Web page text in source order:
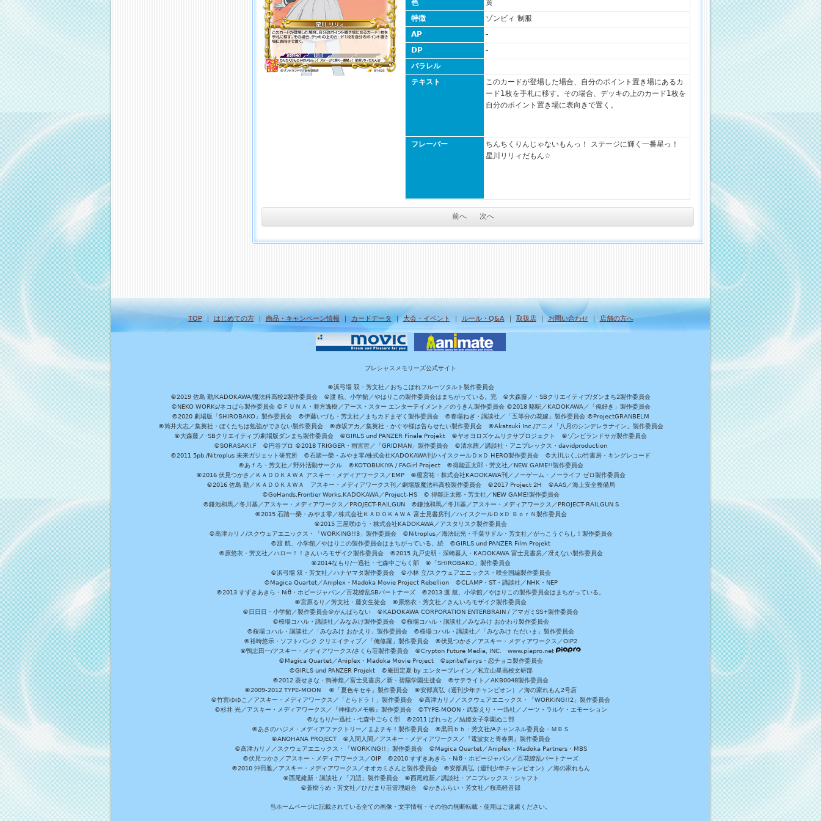
色
黄
特徴
ゾンビィ 制服
AP
-
DP
-
パラレル
テキスト
このカードが登場した場合、自分のポイント置き場にあるカ
ード1枚を手札に移す。その場合、デッキの上のカード1枚を
自分のポイント置き場に表向きで置く。
フレーバー
ちんちくりんじゃないもんっ！ ステージに輝く一番星っ！
星川リリィだもん☆
前へ 次へ
TOP｜ はじめての方｜ 商品・キャンペーン情報 ｜ カードデータ ｜大会・イベント ｜ ルール・Q&A｜ 取扱店｜お問い合わせ｜ 店舗の方へ
プレシャスメモリーズ公式サイト
©浜弓場 双・芳文社／おちこぼれフルーツタルト製作委員会
©2019 佐島 勤/KADOKAWA/魔法科高校2製作委員会 ©渡 航、小学館／やはりこの製作委員会はまちがっている。完 ©大森藤ノ・SBクリエイティブ/ダンまち2製作委員会
©NEKO WORKs/ネコぱら製作委員会 ©ＦＵＮＡ・亜方逸樹／アース・スター エンターテイメント／のうきん製作委員会 ©2018 駱駝／KADOKAWA／「俺好き」製作委員会
©2020 劇場版「SHIROBAKO」製作委員会 ©伊藤いづも・芳文社／まちカドまぞく製作委員会 ©春場ねぎ・講談社／「五等分の花嫁」製作委員会 ©ProjectGRANBELM
©筒井大志／集英社・ぼくたちは勉強ができない製作委員会 ©赤坂アカ／集英社・かぐや様は告らせたい製作委員会 ©Akatsuki Inc./アニメ「八月のシンデレラナイン」製作委員会
©大森藤ノ･SBクリエイティブ/劇場版ダンまち製作委員会 ©GIRLS und PANZER Finale Projekt ©ヤオヨロズケムリクサプロジェクト ©ゾンビランドサガ製作委員会
©SORASAKI.F ©円谷プロ ©2018 TRIGGER・雨宮哲／「GRIDMAN」製作委員会 ©清水茜／講談社・アニプレックス・davidproduction
©2011 5pb./Nitroplus 未来ガジェット研究所 ©石踏一榮・みやま零/株式会社KADOKAWA刊/ハイスクールＤ×Ｄ HERO製作委員会 ©大川ぶくぶ/竹書房・キングレコード
©あｆろ・芳文社／野外活動サークル ©KOTOBUKIYA / FAGirl Project ©得能正太郎・芳文社／NEW GAME!!製作委員会
©2016 伏見つかさ／ＫＡＤＯＫＡＷＡ アスキー・メディアワークス／EMP ©榎宮祐・株式会社KADOKAWA刊／ノーゲーム・ノーライフ ゼロ製作委員会
©2016 佐島 勤／ＫＡＤＯＫＡＷＡ アスキー・メディアワークス刊／劇場版魔法科高校製作委員会 ©2017 Project 2H ©AAS／海上安全整備局
©GoHands,Frontier Works,KADOKAWA／Project-HS © 得能正太郎・芳文社／NEW GAME!製作委員会
©鎌池和馬／冬川基／アスキー・メディアワークス／PROJECT-RAILGUN ©鎌池和馬／冬川基／アスキー・メディアワークス／PROJECT-RAILGUN S
©2015 石踏一榮・みやま零／株式会社ＫＡＤＯＫＡＷＡ 富士見書房刊／ハイスクールＤ×Ｄ ＢｏｒＮ製作委員会
©2015 三屋咲ゆう・株式会社KADOKAWA／アスタリスク製作委員会
©高津カリノ/スクウェアエニックス・「WORKING!!3」製作委員会 ©Nitroplus／海法紀光・千葉サドル・芳文社／がっこうぐらし！製作委員会
©渡 航、小学館／やはりこの製作委員会はまちがっている。続 ©GIRLS und PANZER Film Projekt
©原悠衣・芳文社／ハロー！！きんいろモザイク製作委員会 ©2015 丸戸史明・深崎暮人・KADOKAWA 富士見書房／冴えない製作委員会
©2014なもり/一迅社・七森中ごらく部 ©「SHIROBAKO」製作委員会
©浜弓場 双・芳文社／ハナヤマタ製作委員会 ©小林 立/スクウェアエニックス・咲全国編製作委員会
©Magica Quartet／Aniplex・Madoka Movie Project Rebellion ©CLAMP・ST・講談社／NHK・NEP
©2013 すずきあきら・Niθ・ホビージャパン／百花繚乱SBパートナーズ ©2013 渡 航、小学館／やはりこの製作委員会はまちがっている。
©宮原るり／芳文社・藤女生徒会 ©原悠衣・芳文社／きんいろモザイク製作委員会
©日日日・小学館／製作委員会＠がんばらない ©KADOKAWA CORPORATION ENTERBRAIN / アマガミSS+製作委員会
©桜場コハル・講談社／みなみけ製作委員会 ©桜場コハル・講談社／みなみけ おかわり製作委員会
©桜場コハル・講談社／「みなみけ おかえり」製作委員会 ©桜場コハル・講談社／「みなみけ ただいま」製作委員会
©裕時悠示・ソフトバンク クリエイティブ／「俺修羅」製作委員会 ©伏見つかさ／アスキー・メディアワークス／OIP2
©鴨志田一/アスキー・メディアワークス/さくら荘製作委員会 ©Crypton Future Media, INC. www.piapro.net
©Magica Quartet／Aniplex・Madoka Movie Project ©sprite/fairys・恋チョコ製作委員会
©GIRLS und PANZER Projekt ©庵田定夏 by エンターブレイン／私立山星高校文研部
©2012 葵せきな・狗神煌／富士見書房／新・碧陽学園生徒会 ©サテライト／AKB0048製作委員会
©2009-2012 TYPE-MOON ©「夏色キセキ」製作委員会 ©安部真弘（週刊少年チャンピオン）／海の家れもん2号店
©竹宮ゆゆこ／アスキー・メディアワークス／「とらドラ！」製作委員会 ©高津カリノ／スクウェアエニックス・「WORKING!!2」製作委員会
©杉井 光／アスキー・メディアワークス／『神様のメモ帳』製作委員会 ©TYPE-MOON・武梨えり・一迅社／ノーツ・ラルケ・エモーション
©なもり/一迅社・七森中ごらく部 ©2011 ぱれっと／結姫女子学園ぬこ部
©あさのハジメ・メディアファクトリー／まよチキ！製作委員会 ©黒田ｂｂ・芳文社/Aチャンネル委員会・ＭＢＳ
©ANOHANA PROJECT ©入間人間／アスキー・メディアワークス／『電波女と青春男』製作委員会
©高津カリノ／スクウェアエニックス・「WORKING!!」製作委員会 ©Magica Quartet／Aniplex・Madoka Partners・MBS
©伏見つかさ／アスキー・メディアワークス／OIP ©2010 すずきあきら・Niθ・ホビージャパン／百花繚乱パートナーズ
©2010 沖田雅／アスキー・メディアワークス／オオカミさんと製作委員会 ©安部真弘（週刊少年チャンピオン）／海の家れもん
©西尾維新・講談社 / 「刀語」製作委員会 ©西尾維新／講談社・アニプレックス・シャフト
©蒼樹うめ・芳文社／ひだまり荘管理組合 ©かきふらい・芳文社／桜高軽音部
当ホームページに記載されている全ての画像・文字情報・その他の無断転載・使用はご遠慮ください。